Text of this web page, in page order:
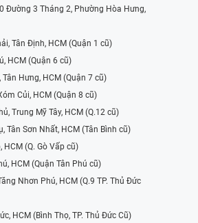
Đường 3 Tháng 2, Phường Hòa Hưng,
Tân Định, HCM (Quận 1 cũ)
HCM (Quận 6 cũ)
Hưng, HCM (Quận 7 cũ)
Củi, HCM (Quận 8 cũ)
Trung Mỹ Tây, HCM (Q.12 cũ)
Tân Sơn Nhất, HCM (Tân Bình cũ)
HCM (Q. Gò Vấp cũ)
HCM (Quận Tân Phú cũ)
Nhơn Phú, HCM (Q.9 TP. Thủ Đức
HCM (Bình Thọ, TP. Thủ Đức Cũ)